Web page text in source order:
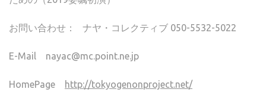
お問い合わせ： ナヤ・コレクティブ 050-5532-5022
E-Mail nayac@mc.point.ne.jp
HomePage http://tokyogenonproject.net/